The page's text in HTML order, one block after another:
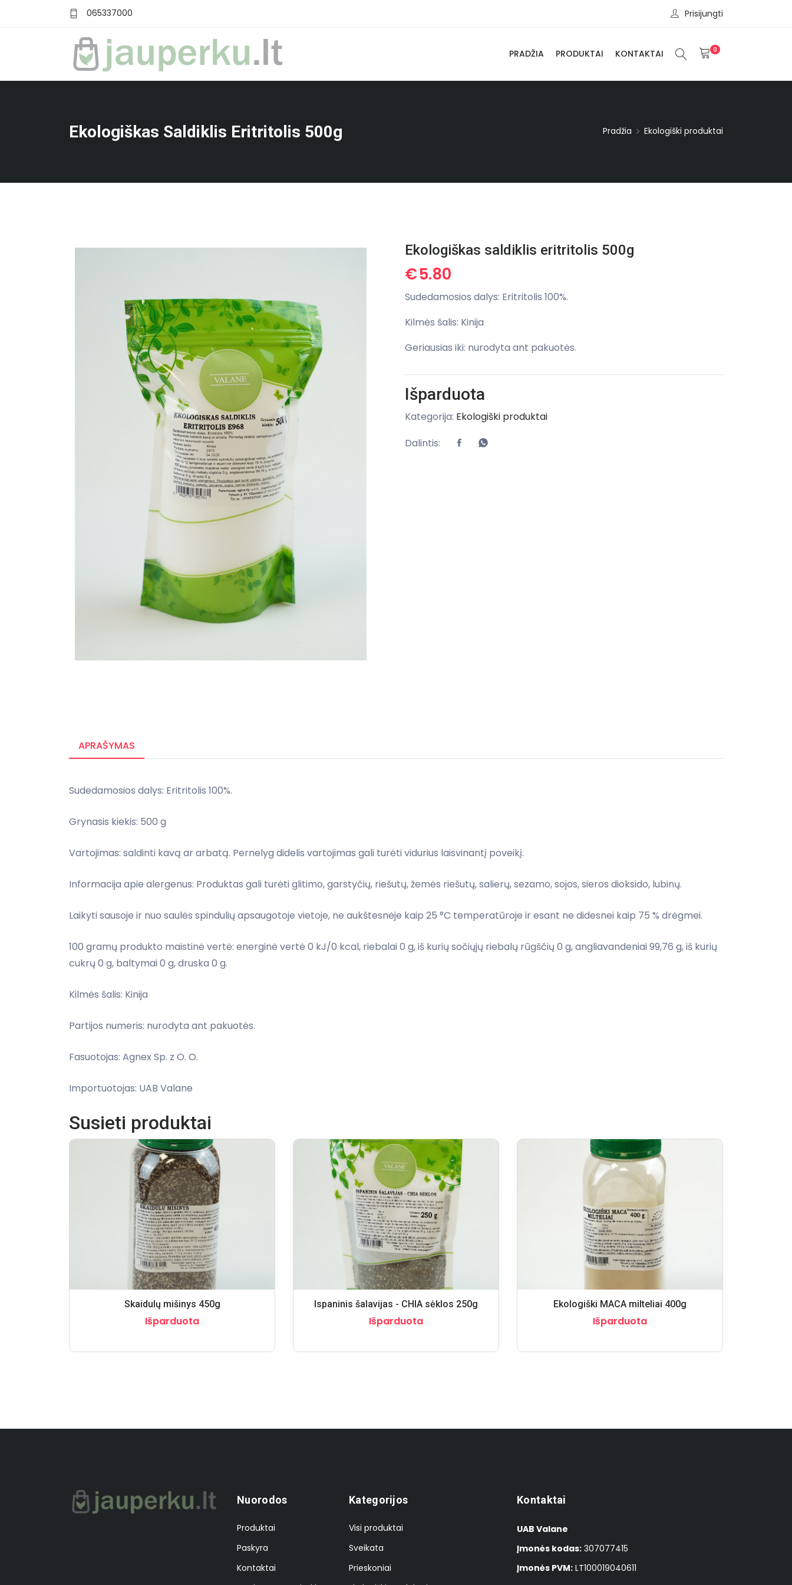
065337000 Prisijungti
PRADŽIA PRODUKTAI KONTAKTAI 0
Ekologiškas Saldiklis Eritritolis 500g Pradžia Ekologiški produktai
Ekologiškas saldiklis eritritolis 500g
€5.80
Sudedamosios dalys: Eritritolis 100%.
Kilmės šalis: Kinija
Geriausias iki: nurodyta ant pakuotės.
Išparduota
Kategorija: Ekologiški produktai
Dalintis:
APRAŠYMAS
Sudedamosios dalys: Eritritolis 100%.
Grynasis kiekis: 500 g
Vartojimas: saldinti kavą ar arbatą. Pernelyg didelis vartojimas gali turėti vidurius laisvinantį poveikį.
Informacija apie alergenus: Produktas gali turėti glitimo, garstyčių, riešutų, žemės riešutų, salierų, sezamo, sojos, sieros dioksido, lubinų.
Laikyti sausoje ir nuo saulės spindulių apsaugotoje vietoje, ne aukštesnėje kaip 25 °C temperatūroje ir esant ne didesnei kaip 75 % drėgmei.
100 gramų produkto maistinė vertė: energinė vertė 0 kJ/0 kcal, riebalai 0 g, iš kurių sočiųjų riebalų rūgščių 0 g, angliavandeniai 99,76 g, iš kurių
cukrų 0 g, baltymai 0 g, druska 0 g.
Kilmės šalis: Kinija
Partijos numeris: nurodyta ant pakuotės.
Fasuotojas: Agnex Sp. z O. O.
Importuotojas: UAB Valane
Susieti produktai
Skaidulų mišinys 450g
Išparduota
Ispaninis šalavijas - CHIA sėklos 250g
Išparduota
Ekologiški MACA milteliai 400g
Išparduota
Nuorodos
Produktai
Paskyra
Kontaktai
Kategorijos
Visi produktai
Sveikata
Prieskoniai
Kontaktai
UAB Valane
Įmonės kodas: 307077415
Įmonės PVM: LT100019040611